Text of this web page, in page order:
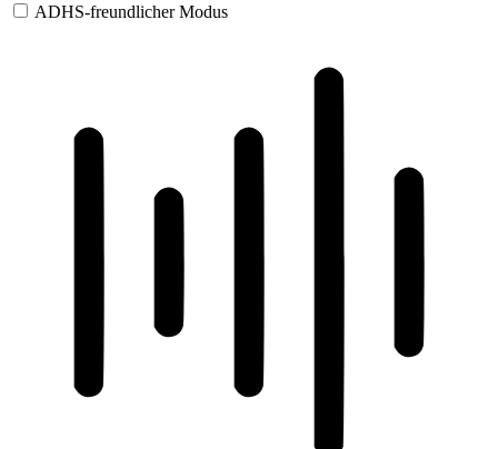
ADHS-freundlicher Modus